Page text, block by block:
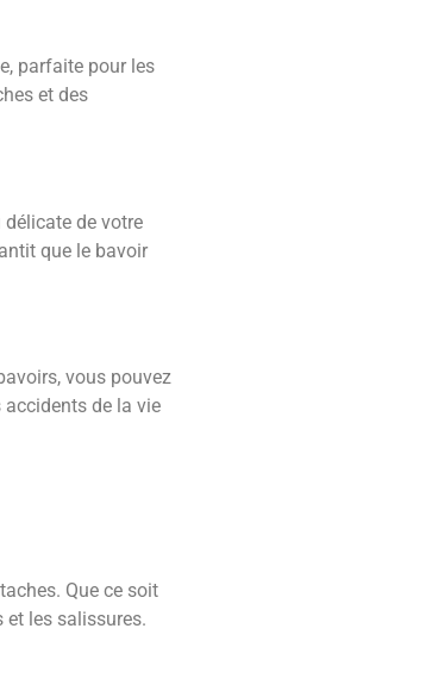
parfaite pour les
et des
de votre
que le bavoir
vous pouvez
de la vie
Que ce soit
et les salissures.